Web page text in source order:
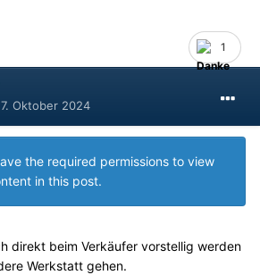
1
Oktober 2024
the required permissions to view
in this post.
direkt beim Verkäufer vorstellig werden
Werkstatt gehen.